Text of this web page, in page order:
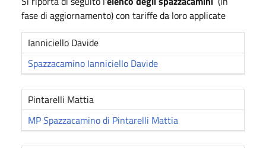
fase di aggiornamento) con tariffe da loro applicate
Ianniciello Davide
Spazzacamino Ianniciello Davide
Pintarelli Mattia
MP Spazzacamino di Pintarelli Mattia